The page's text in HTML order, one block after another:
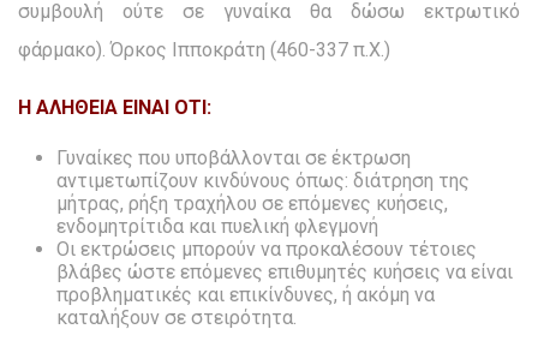
συμβουλή ούτε σε γυναίκα θα δώσω εκτρωτικό
φάρμακο). Όρκος Ιπποκράτη (460-337 π.Χ.)
Η ΑΛΗΘΕΙΑ ΕΙΝΑΙ ΟΤΙ:
Γυναίκες που υποβάλλονται σε έκτρωση
αντιμετωπίζουν κινδύνους όπως: διάτρηση της
μήτρας, ρήξη τραχήλου σε επόμενες κυήσεις,
ενδομητρίτιδα και πυελική φλεγμονή
Οι εκτρώσεις μπορούν να προκαλέσουν τέτοιες
βλάβες ώστε επόμενες επιθυμητές κυήσεις να είναι
προβληματικές και επικίνδυνες, ή ακόμη να
καταλήξουν σε στειρότητα.